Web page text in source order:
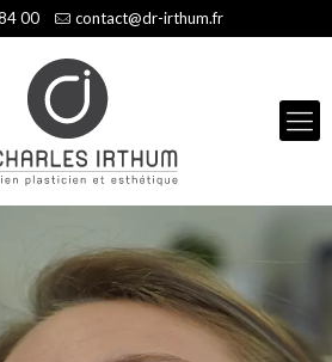
00 contact@dr-irthum.fr